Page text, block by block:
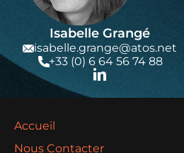
Isabelle Grangé
isabelle.grange@atos.net
+33 (0) 6 64 56 74 88
Accueil
Nous Contacter